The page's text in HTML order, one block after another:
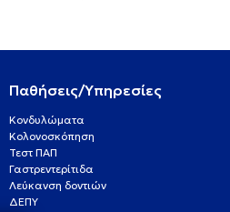
Παθήσεις/Υπηρεσίες
Κονδυλώματα
Κολονοσκόπηση
Τεστ ΠΑΠ
Γαστρεντερίτιδα
Λεύκανση δοντιών
ΔΕΠΥ